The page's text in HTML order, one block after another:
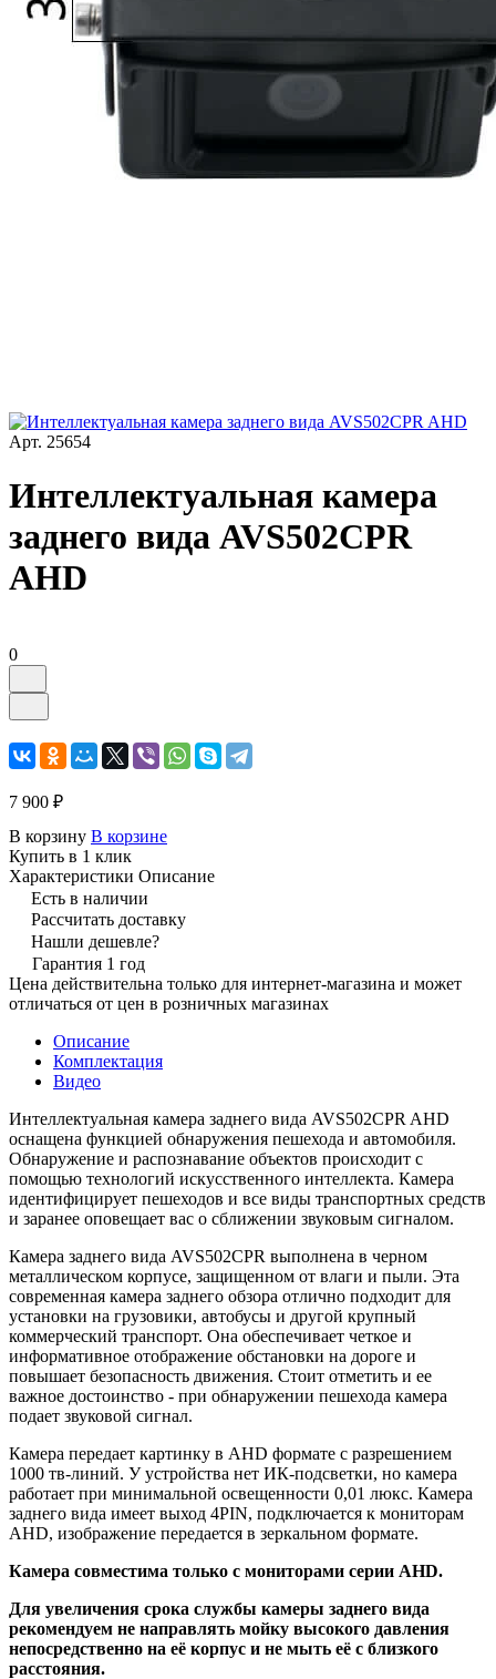
Арт. 25654
Интеллектуальная камера
заднего вида AVS502CPR
AHD
0
7 900 ₽
В корзину В корзине
Купить в 1 клик
Характеристики Описание
Есть в наличии
Рассчитать доставку
Нашли дешевле?
Гарантия 1 год
Цена действительна только для интернет-магазина и может
отличаться от цен в розничных магазинах
Описание
Комплектация
Видео
Интеллектуальная камера заднего вида AVS502CPR AHD
оснащена функцией обнаружения пешехода и автомобиля.
Обнаружение и распознавание объектов происходит с
помощью технологий искусственного интеллекта. Камера
идентифицирует пешеходов и все виды транспортных средств
и заранее оповещает вас о сближении звуковым сигналом.
Камера заднего вида AVS502CPR выполнена в черном
металлическом корпусе, защищенном от влаги и пыли. Эта
современная камера заднего обзора отлично подходит для
установки на грузовики, автобусы и другой крупный
коммерческий транспорт. Она обеспечивает четкое и
информативное отображение обстановки на дороге и
повышает безопасность движения. Стоит отметить и ее
важное достоинство - при обнаружении пешехода камера
подает звуковой сигнал.
Камера передает картинку в AHD формате с разрешением
1000 тв-линий. У устройства нет ИК-подсветки, но камера
работает при минимальной освещенности 0,01 люкс. Камера
заднего вида имеет выход 4PIN, подключается к мониторам
AHD, изображение передается в зеркальном формате.
Камера совместима только с мониторами серии AHD.
Для увеличения срока службы камеры заднего вида
рекомендуем не направлять мойку высокого давления
непосредственно на её корпус и не мыть её с близкого
расстояния.